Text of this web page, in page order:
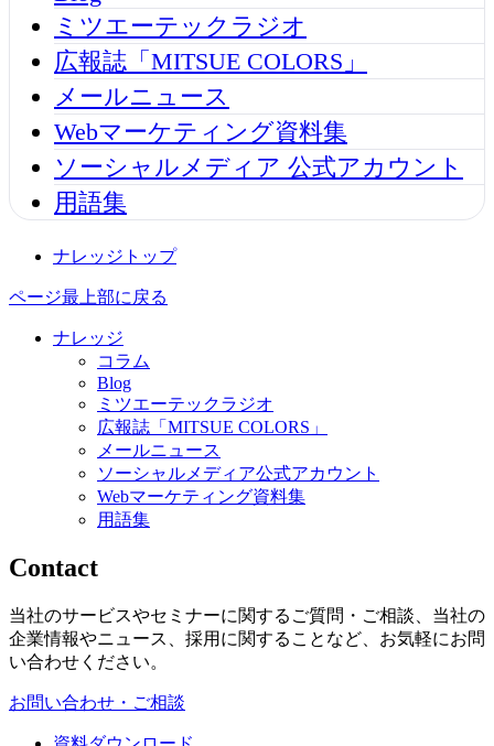
ミツエーテックラジオ
広報誌「MITSUE COLORS」
メールニュース
Webマーケティング資料集
ソーシャルメディア 公式アカウント
用語集
ナレッジトップ
ページ最上部に戻る
ナレッジ
コラム
Blog
ミツエーテックラジオ
広報誌「MITSUE COLORS」
メールニュース
ソーシャルメディア公式アカウント
Webマーケティング資料集
用語集
Contact
当社のサービスやセミナーに関するご質問・ご相談、当社の
企業情報やニュース、採用に関することなど、お気軽にお問
い合わせください。
お問い合わせ・ご相談